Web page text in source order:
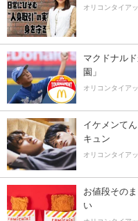
オリコンタイア
マクドナル
園」
オリコンタイア
イケメンて
キュン
オリコンタイア
お値段その
い